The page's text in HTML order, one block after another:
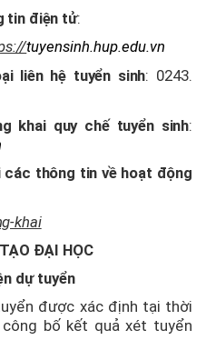
điện tử:
tuyensinh.hup.edu.vn
hệ tuyển sinh: 0243.
quy chế tuyển sinh:
thông tin về hoạt động
khai
ĐẠI HỌC
dự tuyển
được xác định tại thời
bố kết quả xét tuyển